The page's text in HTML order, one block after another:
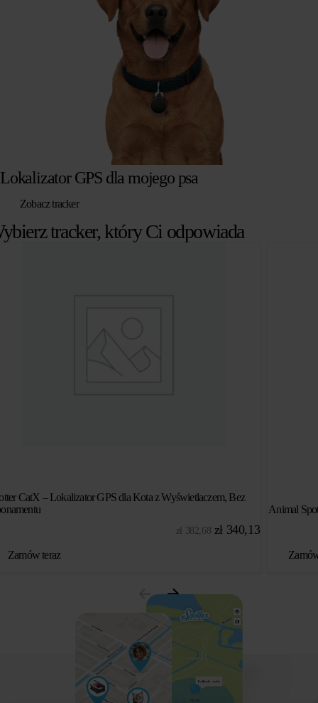
Lokalizator GPS dla mojego psa
Zobacz tracker
tracker, który Ci odpowiada
CatX – Lokalizator GPS dla Kota z Wyświetlaczem, Bez
zł 382,68 Pierwotna
zł340,13Aktualna
wynosi:
Zamów teraz
Animal